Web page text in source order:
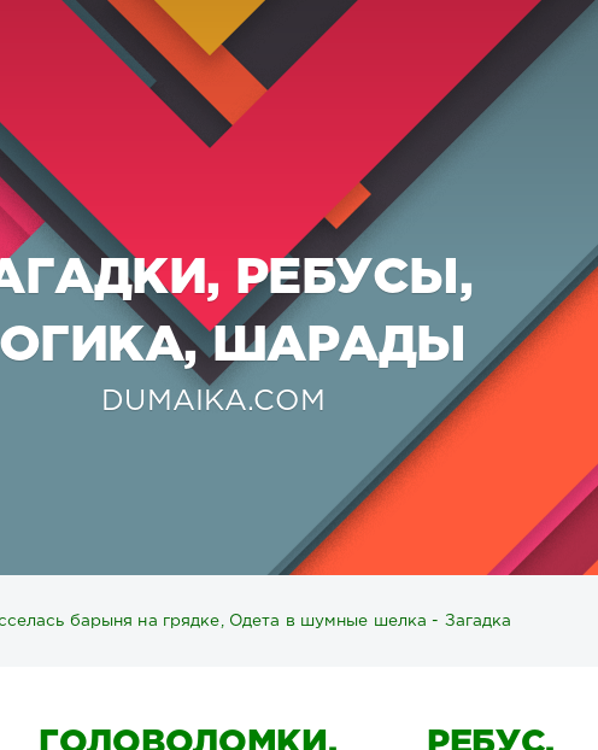
РЕБУСЫ,
ШАРАДЫ
DUMAIKA.COM
барыня на грядке, Одета в шумные шелка - Загадка
РЕБУС,